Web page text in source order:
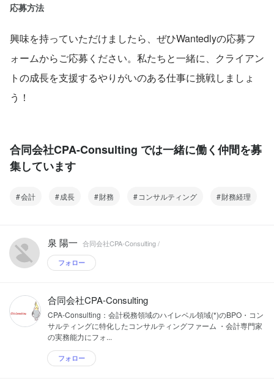
応募方法
興味を持っていただけましたら、ぜひWantedlyの応募フ
ォームからご応募ください。私たちと一緒に、クライアン
トの成長を支援するやりがいのある仕事に挑戦しましょ
う！
合同会社CPA-Consulting では一緒に働く仲間を募
集しています
会計 成長 財務 コンサルティング 財務経理
泉 陽一 合同会社CPA-Consulting /
フォロー
合同会社CPA-Consulting
CPA-Consulting：会計税務領域のハイレベル領域(*)のBPO・コン
サルティングに特化したコンサルティングファーム ・会計専門家
の実務能力にフォ...
フォロー